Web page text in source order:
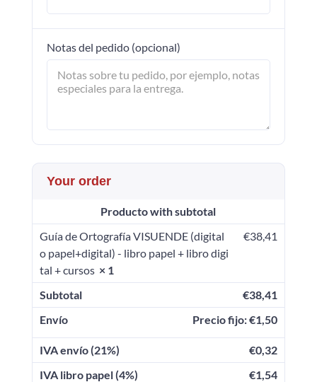
Notas del pedido (opcional)
Your order
Productowith subtotal
Guía de Ortografía VISUENDE (digital
o papel+digital) - libro papel + libro digi
tal + cursos × 1
€38,41
Subtotal €38,41
Envío
Precio fijo:€1,50
IVA envío (21%) €0,32
IVA libro papel (4%)
€1,54